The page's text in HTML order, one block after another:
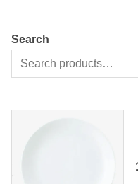
Search